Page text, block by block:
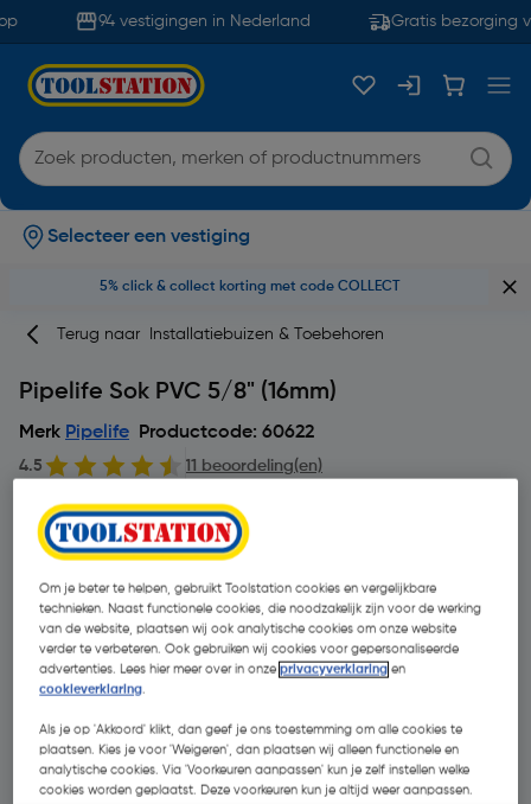
94 vestigingen in Nederland Gratis bezorging
Selecteer een vestiging
5% click & collect korting met code COLLECT
Terug naar Installatiebuizen & Toebehoren
Pipelife Sok PVC 5/8" (16mm)
Merk Pipelife Productcode: 60622
4.5 11 beoordeling(en)
Om je beter te helpen, gebruikt Toolstation cookies en vergelijkbare
technieken. Naast functionele cookies, die noodzakelijk zijn voor de werking
van de website, plaatsen wij ook analytische cookies om onze website
verder te verbeteren. Ook gebruiken wij cookies voor gepersonaliseerde
advertenties. Lees hier meer over in onzeprivacyverklaring en
cookieverklaring.
Als je op 'Akkoord' klikt, dan geef je ons toestemming om alle cookies te
plaatsen. Kies je voor 'Weigeren', dan plaatsen wij alleen functionele en
analytische cookies. Via 'Voorkeuren aanpassen' kun je zelf instellen welke
cookies worden geplaatst. Deze voorkeuren kun je altijd weer aanpassen.